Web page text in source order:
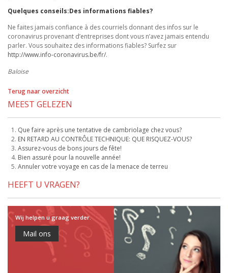
Quelques conseils:Des informations fiables?
Ne faites jamais confiance à des courriels donnant des infos sur le
coronavirus provenant d’entreprises dont vous n’avez jamais entendu
parler. Vous souhaitez des informations fiables? Surfez sur
http://www.info-coronavirus.be/fr/.
Baloise
Terug naar overzicht
MEEST GELEZEN
Que faire après une tentative de cambriolage chez vous?
EN RETARD AU CONTRÔLE TECHNIQUE: QUE RISQUEZ-VOUS?
Assurez-vous de bons jours de fête!
Bien assuré pour la nouvelle année!
Annuler votre voyage en cas de la menace de terreu
HEEFT U VRAGEN?
Wij helpen u graag verder.
Mail ons